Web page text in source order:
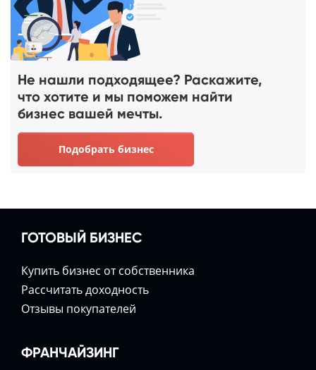
Не нашли подходящее? Раскажите,
что хотите и мы поможем найти
бизнес вашей мечты.
Подобрать бизнес
ГОТОВЫЙ БИЗНЕС
Купить бизнес от собственника
Расcчитать доходность
Отзывы покупателей
ФРАНЧАЙЗИНГ